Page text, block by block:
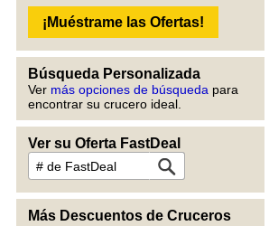
Búsqueda Personalizada
Ver más opciones de búsqueda para
encontrar su crucero ideal.
Ver su Oferta FastDeal
Más Descuentos de Cruceros